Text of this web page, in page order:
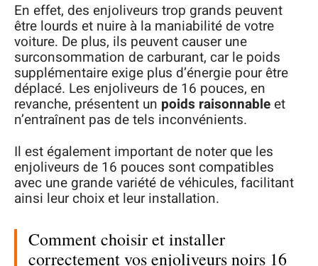
En effet, des enjoliveurs trop grands peuvent
être lourds et nuire à la maniabilité de votre
voiture. De plus, ils peuvent causer une
surconsommation de carburant, car le poids
supplémentaire exige plus d’énergie pour être
déplacé. Les enjoliveurs de 16 pouces, en
revanche, présentent un poids raisonnableet
n’entraînent pas de tels inconvénients.
Il est également important de noter que les
enjoliveurs de 16 pouces sont compatibles
avec une grande variété de véhicules, facilitant
ainsi leur choix et leur installation.
Comment choisir et installer
correctement vos enjoliveurs noirs 16